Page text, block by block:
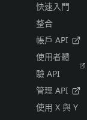
快速入門
整合
帳戶 API
使用者體
驗 API
管理 API
使用 X 與 Y